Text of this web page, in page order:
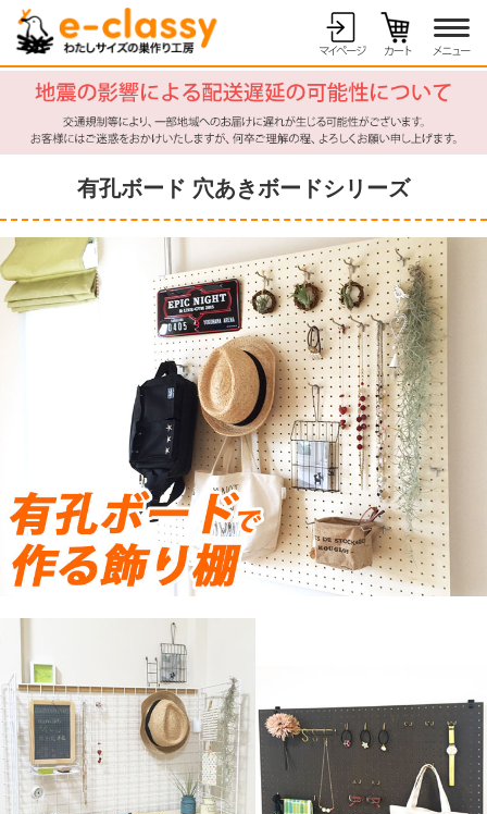
有孔ボード 穴あきボードシリーズ